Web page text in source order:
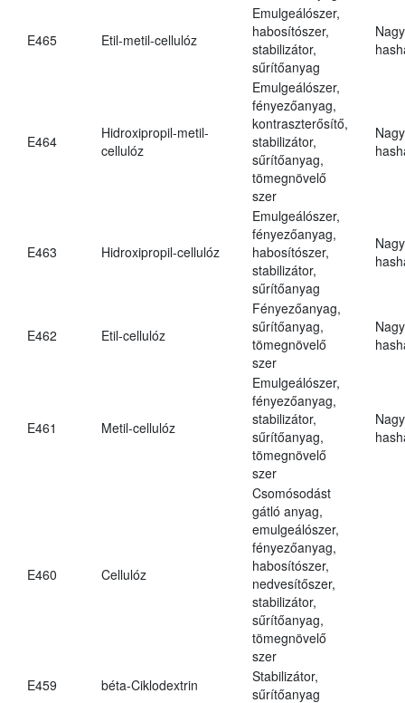
E465 Etil-metil-cellulóz
Emulgeálószer,
habosítószer,
stabilizátor,
sűrítőanyag
E464
Hidroxipropil-metil-
cellulóz
Emulgeálószer,
fényezőanyag,
kontraszterősítő,
stabilizátor,
sűrítőanyag,
tömegnövelő
szer
E463 Hidroxipropil-cellulóz
Emulgeálószer,
fényezőanyag,
habosítószer,
stabilizátor,
sűrítőanyag
E462 Etil-cellulóz
Fényezőanyag,
sűrítőanyag,
tömegnövelő
szer
E461 Metil-cellulóz
Emulgeálószer,
fényezőanyag,
stabilizátor,
sűrítőanyag,
tömegnövelő
szer
E460 Cellulóz
Csomósodást
gátló anyag,
emulgeálószer,
fényezőanyag,
habosítószer,
nedvesítőszer,
stabilizátor,
sűrítőanyag,
tömegnövelő
szer
E459
béta-Ciklodextrin
Stabilizátor,
sűrítőanyag